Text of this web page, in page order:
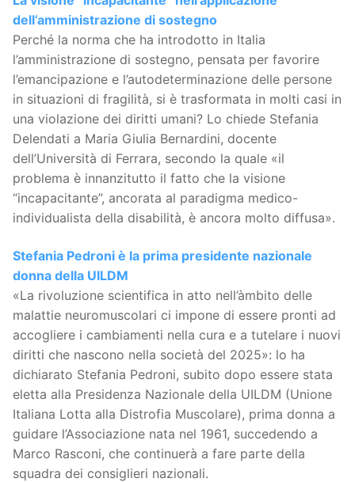
dell’amministrazione di sostegno
Perché la norma che ha introdotto in Italia
l’amministrazione di sostegno, pensata per favorire
l’emancipazione e l’autodeterminazione delle persone
in situazioni di fragilità, si è trasformata in molti casi in
una violazione dei diritti umani? Lo chiede Stefania
Delendati a Maria Giulia Bernardini, docente
dell’Università di Ferrara, secondo la quale «il
problema è innanzitutto il fatto che la visione
“incapacitante”, ancorata al paradigma medico-
individualista della disabilità, è ancora molto diffusa».
Stefania Pedroni è la prima presidente nazionale
donna della UILDM
«La rivoluzione scientifica in atto nell’àmbito delle
malattie neuromuscolari ci impone di essere pronti ad
accogliere i cambiamenti nella cura e a tutelare i nuovi
diritti che nascono nella società del 2025»: lo ha
dichiarato Stefania Pedroni, subito dopo essere stata
eletta alla Presidenza Nazionale della UILDM (Unione
Italiana Lotta alla Distrofia Muscolare), prima donna a
guidare l’Associazione nata nel 1961, succedendo a
Marco Rasconi, che continuerà a fare parte della
squadra dei consiglieri nazionali.